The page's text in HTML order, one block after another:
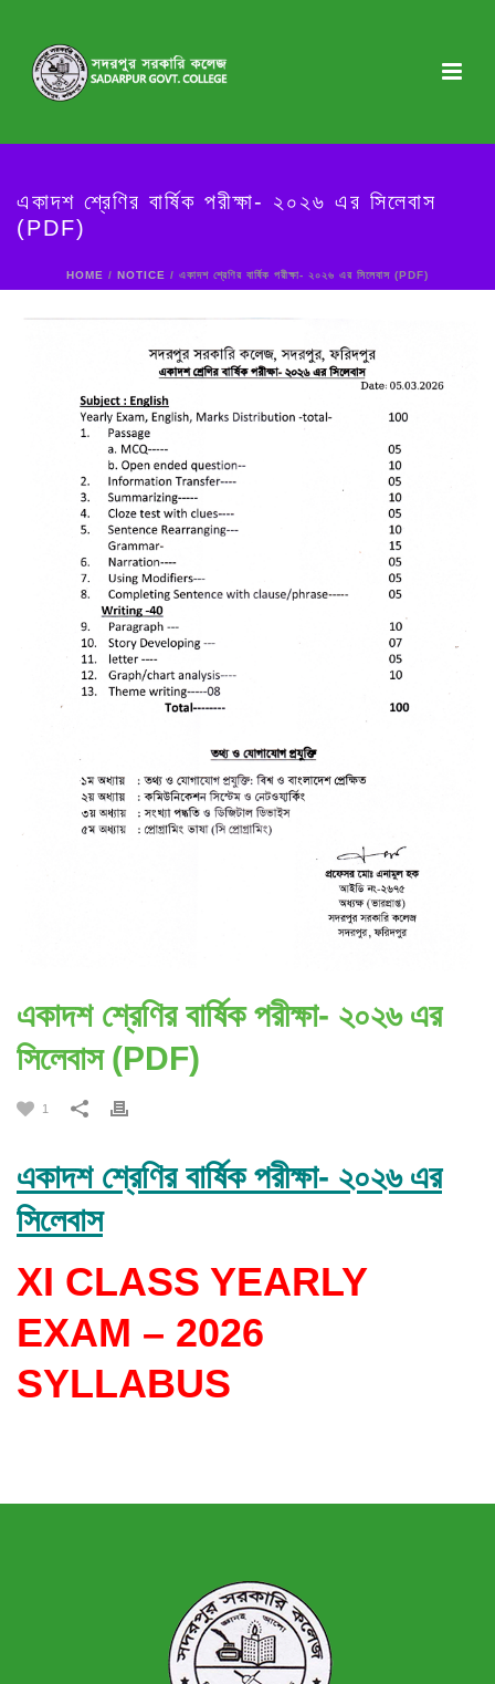
একাদশ শ্রেণির বার্ষিক পরীক্ষা- ২০২৬ এর সিলেবাস
(PDF)
HOME / NOTICE / একাদশ শ্রেণির বার্ষিক পরীক্ষা- ২০২৬ এর সিলেবাস (PDF)
একাদশ শ্রেণির বার্ষিক পরীক্ষা- ২০২৬ এর
সিলেবাস (PDF)
1
একাদশ শ্রেণির বার্ষিক পরীক্ষা- ২০২৬ এর
সিলেবাস
XI CLASS YEARLY
EXAM – 2026
SYLLABUS